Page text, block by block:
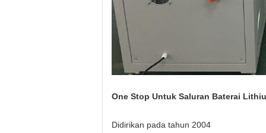
One Stop Untuk Saluran Baterai
Didirikan pada tahun 2004